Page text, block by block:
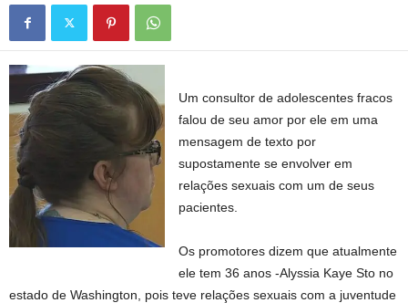
Um consultor de adolescentes fracos
falou de seu amor por ele em uma
mensagem de texto por
supostamente se envolver em
relações sexuais com um de seus
pacientes.
Os promotores dizem que atualmente
ele tem 36 anos -Alyssia Kaye Sto no
estado de Washington, pois teve relações sexuais com a juventude